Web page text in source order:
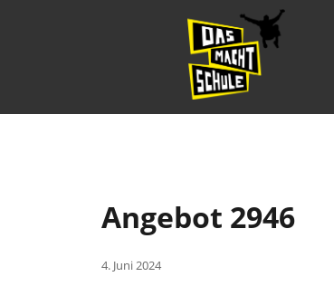
Angebot 2946
4. Juni 2024